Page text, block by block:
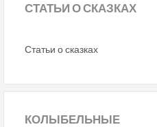
СТАТЬИО СКАЗКАХ
Статьи о сказках
КОЛЫБЕЛЬНЫЕ